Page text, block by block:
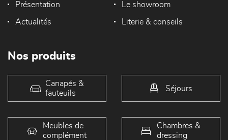
Présentation Le showroom
Actualités Literie & conseils
Nos produits
Canapés &
fauteuils
Séjours
Meubles de
complément
Chambres &
dressing